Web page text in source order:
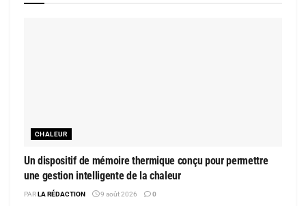
CHALEUR
Un dispositif de mémoire thermique conçu pour permettre
une gestion intelligente de la chaleur
PARLA RÉDACTION 9 août 2026 0